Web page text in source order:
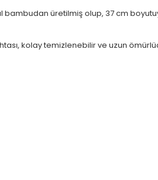
bambudan üretilmiş olup, 37 cm
kolay temizlenebilir ve uzun